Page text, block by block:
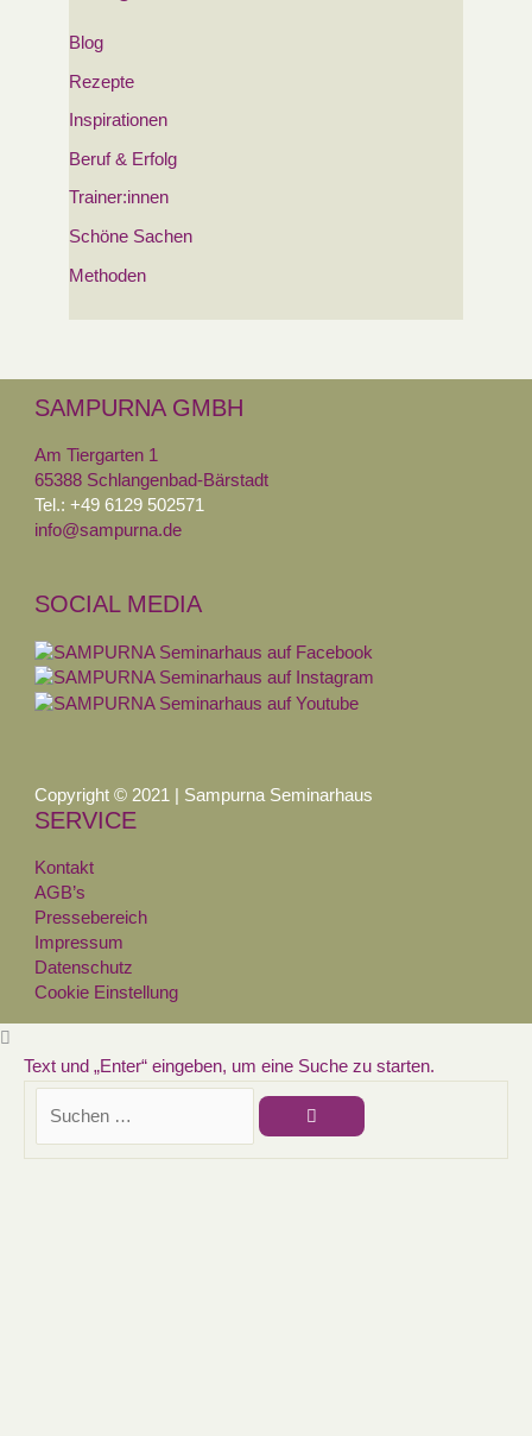
Blog
Rezepte
Inspirationen
Beruf & Erfolg
Trainer:innen
Schöne Sachen
Methoden
SAMPURNA GMBH
Am Tiergarten 1
65388 Schlangenbad-Bärstadt
Tel.: +49 6129 502571
info@sampurna.de
SOCIAL MEDIA
Copyright © 2021 | Sampurna Seminarhaus
SERVICE
Kontakt
AGB’s
Pressebereich
Impressum
Datenschutz
Cookie Einstellung
Text und „Enter“ eingeben, um eine Suche zu starten.